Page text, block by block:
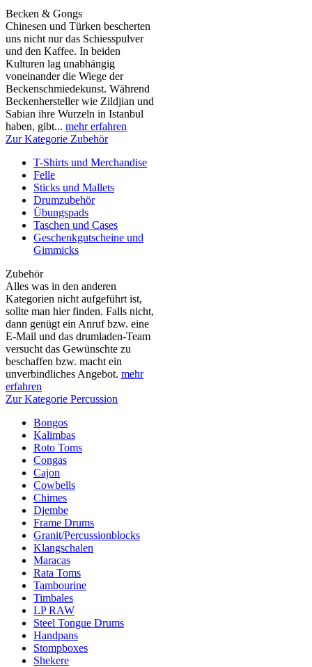
Becken & Gongs
Chinesen und Türken bescherten
uns nicht nur das Schiesspulver
und den Kaffee. In beiden
Kulturen lag unabhängig
voneinander die Wiege der
Beckenschmiedekunst. Während
Beckenhersteller wie Zildjian und
Sabian ihre Wurzeln in Istanbul
haben, gibt... mehr erfahren
Zur Kategorie Zubehör
T-Shirts und Merchandise
Felle
Sticks und Mallets
Drumzubehör
Übungspads
Taschen und Cases
Geschenkgutscheine und
Gimmicks
Zubehör
Alles was in den anderen
Kategorien nicht aufgeführt ist,
sollte man hier finden. Falls nicht,
dann genügt ein Anruf bzw. eine
E-Mail und das drumladen-Team
versucht das Gewünschte zu
beschaffen bzw. macht ein
unverbindliches Angebot. mehr
erfahren
Zur Kategorie Percussion
Bongos
Kalimbas
Roto Toms
Congas
Cajon
Cowbells
Chimes
Djembe
Frame Drums
Granit/Percussionblocks
Klangschalen
Maracas
Rata Toms
Tambourine
Timbales
LP RAW
Steel Tongue Drums
Handpans
Stompboxes
Shekere